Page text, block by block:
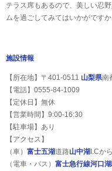
テラス席もあるので、美しい忍
ムを過ごしてみてはいかがですか
施設情報
【所在地】〒401-0511 山梨県南
【電話】0555-84-1009
【定休日】無休
【営業時間】9:00‐16:30
【駐車場】あり
【アクセス】
（車） 富士五湖道路山中湖I.Cか
（電車・バス） 富士急行線河口